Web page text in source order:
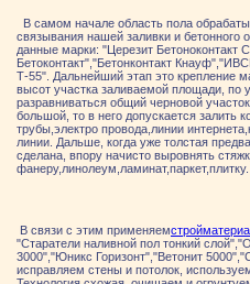
В самом начале область пола
связывания нашей заливки и бетонного
данные марки: "Церезит Бетоноконтакт
Бетоконтакт","Бетонконтакт
Т-55". Дальнейший этап это крепление
высот участка заливаемой площади, по
разравниваться общий черновой
большой, то в него допускается залить
трубы,электро провода,линии
линии. Дальше, когда уже толстая
сделана, впору начисто выровнять
фанеру,линолеум,ламинат,паркет,плитку.
В связи с этим применяем
"Старатели наливной пол тонкий
3000","Юникс Горизонт","Ветонит
исправляем стены и потолок,